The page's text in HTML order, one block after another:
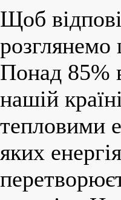
Щоб
Понад 85%
нашій
тепловими
яких